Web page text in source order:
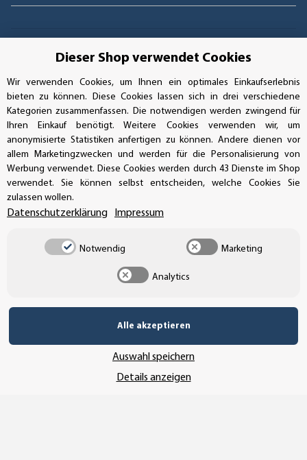
AUFKLEBERDEALER STORE
Handwerkerring 1, D-39326 Wolmirstedt
Bestellungen/Support: +49 (0)39-201-28-98-10
Buchhaltung: +49 (0)39-201-28-98-17
info@aufkleberdealer.de
UNSER AFFILIATE-PROGRAMM
UNSERE ZAHLUNGSARTEN*
Dieser Shop verwendet Cookies
Wir verwenden Cookies, um Ihnen ein optimales Einkaufserlebnis
bieten zu können. Diese Cookies lassen sich in drei verschiedene
Kategorien zusammenfassen. Die notwendigen werden zwingend für
Ihren Einkauf benötigt. Weitere Cookies verwenden wir, um
anonymisierte Statistiken anfertigen zu können. Andere dienen vor
allem Marketingzwecken und werden für die Personalisierung von
Werbung verwendet. Diese Cookies werden durch 43 Dienste im Shop
verwendet. Sie können selbst entscheiden, welche Cookies Sie
zulassen wollen.
Datenschutzerklärung Impressum
Notwendig Marketing
Analytics
Alle akzeptieren
Auswahl speichern
Details anzeigen